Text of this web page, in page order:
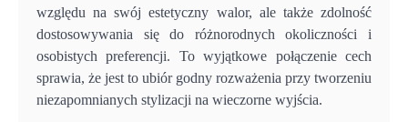
względu na swój estetyczny walor, ale także zdolność
dostosowywania się do różnorodnych okoliczności i
osobistych preferencji. To wyjątkowe połączenie cech
sprawia, że jest to ubiór godny rozważenia przy tworzeniu
niezapomnianych stylizacji na wieczorne wyjścia.